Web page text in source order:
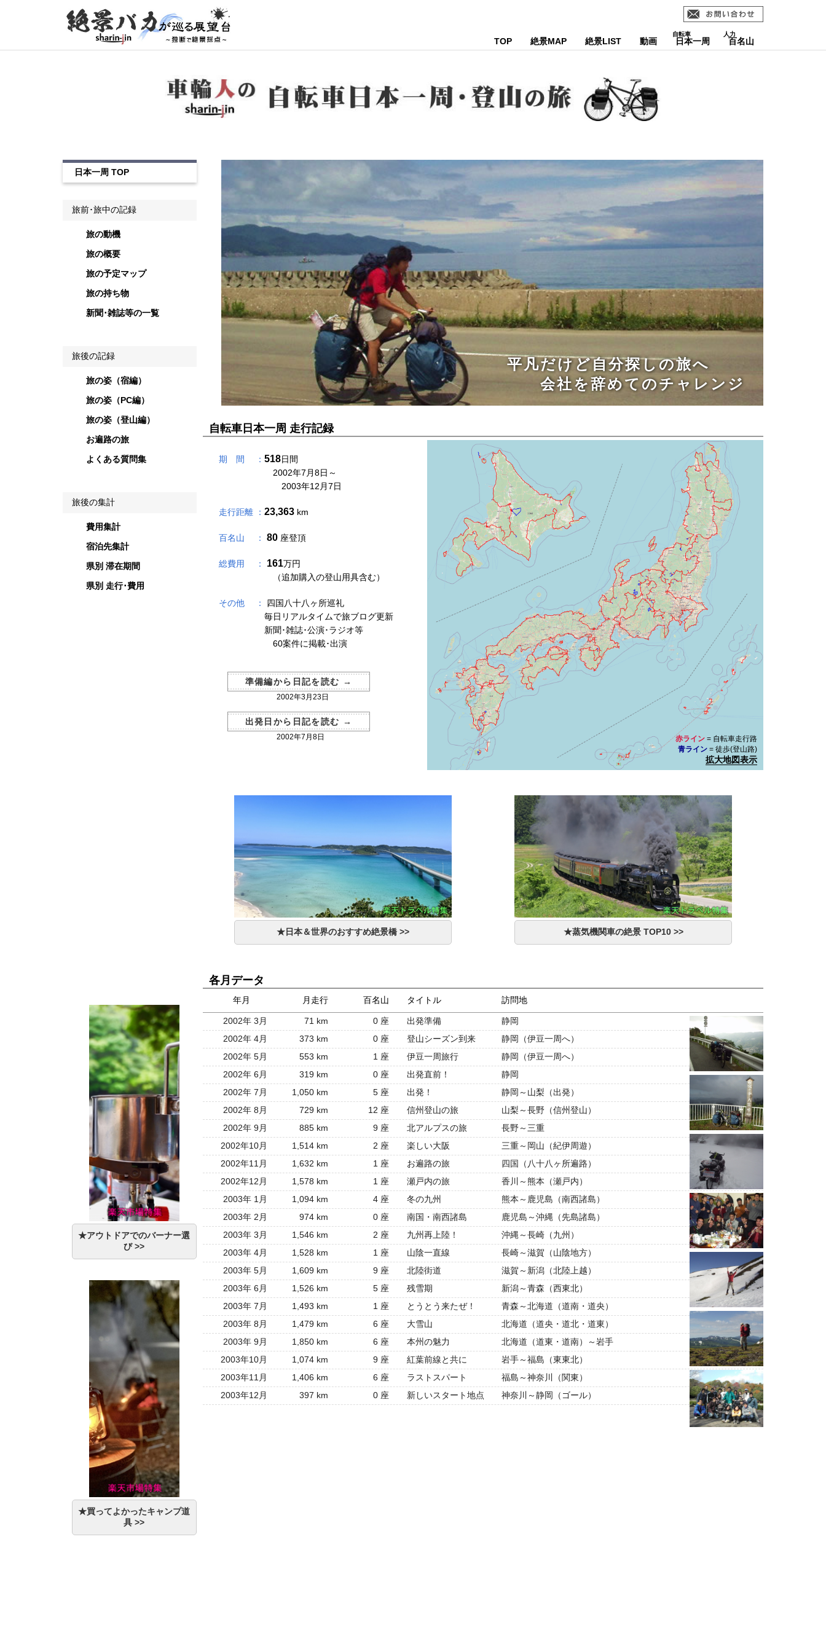
TOP 絶景MAP 絶景LIST 動画 日本一周 百名山
日本一周 TOP
旅前･旅中の記録
旅の動機
旅の概要
旅の予定マップ
旅の持ち物
新聞･雑誌等の一覧
旅後の記録
旅の姿（宿編）
旅の姿（PC編）
旅の姿（登山編）
お遍路の旅
よくある質問集
旅後の集計
費用集計
宿泊先集計
県別 滞在期間
県別 走行･費用
★アウトドアでのバーナー選
び >>
★買ってよかったキャンプ道
具 >>
平凡だけど自分探しの旅へ
会社を辞めてのチャレンジ
百名山登頂も目指す
自分に課した挑戦
自転車日本一周 走行記録
期 間 ： 518日間
2002年7月8日～
2003年12月7日
走行距離 ： 23,363km
百名山 ： 80座登頂
総費用 ： 161万円
（追加購入の登山用具含む）
その他 ：
四国八十八ヶ所巡礼
毎日リアルタイムで旅ブログ更新
新聞･雑誌･公演･ラジオ等
60案件に掲載･出演
準備編から日記を読む →
2002年3月23日
出発日から日記を読む →
2002年7月8日 赤ライン = 自転車走行路
青ライン = 徒歩(登山路)
拡大地図表示
★日本＆世界のおすすめ絶景橋 >> ★蒸気機関車の絶景 TOP10 >>
各月データ
年月 月走行 百名山 タイトル 訪問地
2002年 3月 71 km 0 座 出発準備
静岡
2002年 4月
373 km 0 座 登山シーズン到来
静岡（伊豆一周へ）
2002年 5月
553 km 1 座 伊豆一周旅行
静岡（伊豆一周へ）
2002年 6月
319 km 0 座 出発直前！
静岡
2002年 7月
1,050 km 5 座 出発！
静岡～山梨（出発）
2002年 8月
729 km 12 座 信州登山の旅
山梨～長野（信州登山）
2002年 9月
885 km 9 座 北アルプスの旅
長野～三重
2002年10月
1,514 km 2 座 楽しい大阪
三重～岡山（紀伊周遊）
2002年11月
1,632 km 1 座 お遍路の旅
四国（八十八ヶ所遍路）
2002年12月
1,578 km 1 座 瀬戸内の旅
香川～熊本（瀬戸内）
2003年 1月
1,094 km 4 座 冬の九州
熊本～鹿児島（南西諸島）
2003年 2月
974 km 0 座 南国・南西諸島
鹿児島～沖縄（先島諸島）
2003年 3月
1,546 km 2 座 九州再上陸！
沖縄～長崎（九州）
2003年 4月
1,528 km 1 座 山陰一直線
長崎～滋賀（山陰地方）
2003年 5月
1,609 km 9 座 北陸街道
滋賀～新潟（北陸上越）
2003年 6月
1,526 km 5 座 残雪期
新潟～青森（西東北）
2003年 7月
1,493 km 1 座 とうとう来たぜ！
青森～北海道（道南・道央）
2003年 8月
1,479 km 6 座 大雪山
北海道（道央・道北・道東）
2003年 9月
1,850 km 6 座 本州の魅力
北海道（道東・道南）～岩手
2003年10月
1,074 km 9 座 紅葉前線と共に
岩手～福島（東東北）
2003年11月
1,406 km 6 座 ラストスパート
福島～神奈川（関東）
2003年12月
397 km 0 座 新しいスタート地点 神奈川～静岡（ゴール）